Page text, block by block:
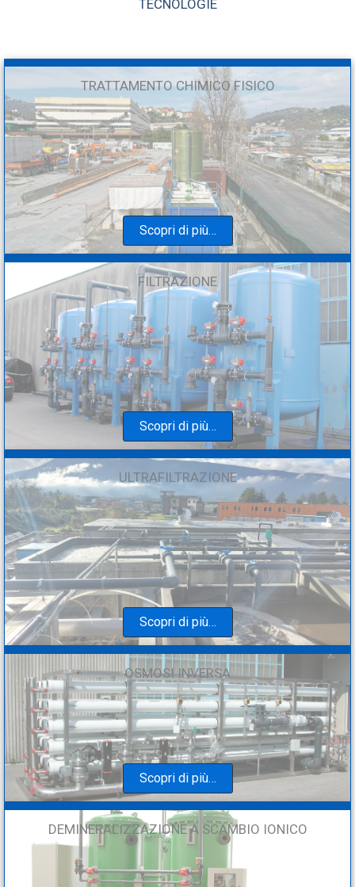
TECNOLOGIE
TRATTAMENTO CHIMICO FISICO
Scopri di più…
FILTRAZIONE
Scopri di più…
ULTRAFILTRAZIONE
Scopri di più…
OSMOSI INVERSA
Scopri di più…
DEMINERALIZZAZIONE A SCAMBIO IONICO